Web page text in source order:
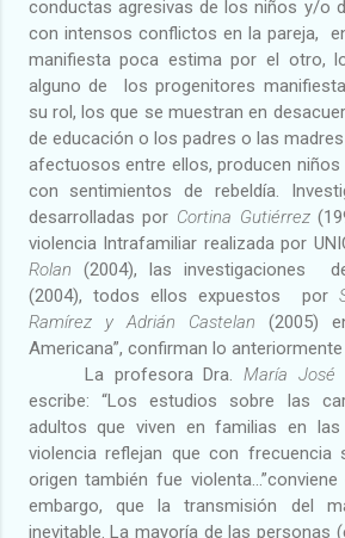
conductas agresivas de los niños y/o
con intensos conflictos en la pareja,
manifiesta poca estima por el otro,
alguno de
los progenitores
su rol, los que se muestran en
de educación o los padres o las
afectuosos entre ellos, producen niños
con sentimientos de rebeldía.
desarrolladas por Cortina Gutiérrez
violencia Intrafamiliar realizada por
Rolan (2004), las investigaciones
(2004), todos ellos expuestos
por
Ramírez y Adrián Castelan (2005)
Americana”, confirman lo anteriormente
La profesora Dra.María José
escribe: “Los estudios sobre las
adultos que viven en familias en
violencia reflejan que con frecuencia
origen también fue
embargo, que la transmisión del
inevitable. La mayoría de las personas